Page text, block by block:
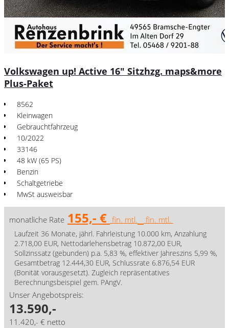
Volkswagen up! Active 16" Sitzhzg. maps&more
Plus-Paket
8562
Kleinwagen
Gebrauchtfahrzeug
10/2022
33146
48 kW (65 PS)
Benzin
Schaltgetriebe
MwSt ausweisbar
monatliche Rate 155,- € fin. mtl. fin. mtl.
Laufzeit 36 Monate, jährl. Fahrleistung 10.000 km, Anzahlung
2.718,00 EUR, Nettodarlehensbetrag 10.872,00 EUR,
Sollzinssatz (gebunden) p.a. 5,83 %, effektiver Jahreszins 5,99 %,
Gesamtbetrag 12.444,30 EUR, Schlussrate 6.876,54 EUR
(Bonität vorausgesetzt). Zugleich repräsentatives
Berechnungsbeispiel gem. PAngV.
Unser Angebotspreis:
13.590,-
11.420,- € netto